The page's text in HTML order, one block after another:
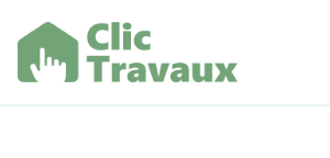
contenu